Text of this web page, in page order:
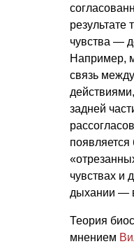
чувства —
Например,
связь
задней
появляется
чувствах и
дыхании —
Теория
мнением